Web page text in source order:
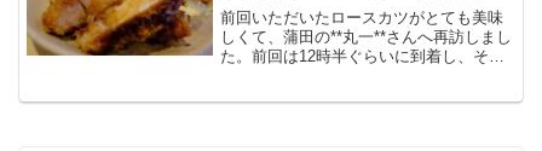
イ、イカフライ、椎茸フライを食
べに再訪
前回いただいたロースカツがとても美味
しくて、蒲田の**丸一**さんへ再訪しまし
た。前回は12時半ぐらいに到着し、その